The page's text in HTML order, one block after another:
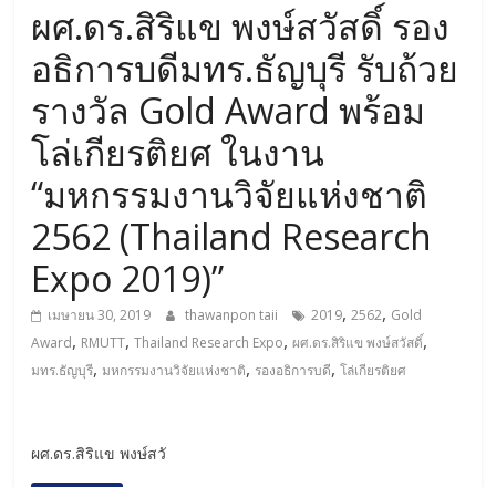
ผศ.ดร.สิริแข พงษ์สวัสดิ์ รอง
อธิการบดีมทร.ธัญบุรี รับถ้วย
รางวัล Gold Award พร้อม
โล่เกียรติยศ ในงาน
“มหกรรมงานวิจัยแห่งชาติ
2562 (Thailand Research
Expo 2019)”
เมษายน 30, 2019 thawanpon taii 2019,2562, Gold
Award, RMUTT,Thailand Research Expo,ผศ.ดร.สิริแข พงษ์สวัสดิ์,
มทร.ธัญบุรี,มหกรรมงานวิจัยแห่งชาติ, รองอธิการบดี,โล่เกียรติยศ
ผศ.ดร.สิริแข พงษ์สวั